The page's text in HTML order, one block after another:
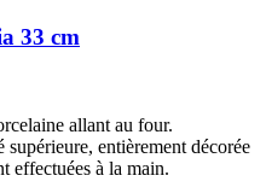
33 cm
allant au four.
entièrement décorée
effectuées à la main.